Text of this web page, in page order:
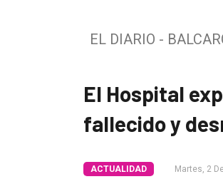
Entrevistas
Fúnebres
EL DIARIO -
El Hospital
fallecido y
ACTUALIDAD Martes, 2